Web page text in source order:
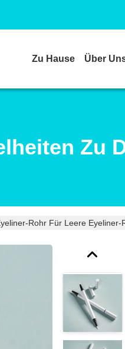
Zu Hause Über
Zu
Rohr Für Leere